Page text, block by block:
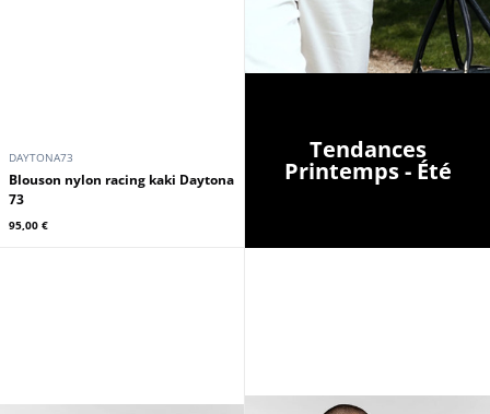
DAYTONA73
Blouson nylon racing kaki Daytona
73
95,00 €
Tendances
Printemps - Été